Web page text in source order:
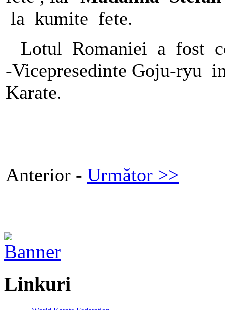
la kumite fete.
Lotul Romaniei a fost
-Vicepresedinte Goju-ryu
Karate.
Anterior - Următor >>
Linkuri